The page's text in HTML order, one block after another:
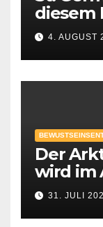
diesem
4. AUGUST
Der
wird im
31. JULI